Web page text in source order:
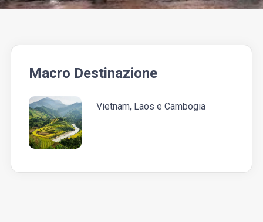
Macro Destinazione
Vietnam, Laos e Cambogia